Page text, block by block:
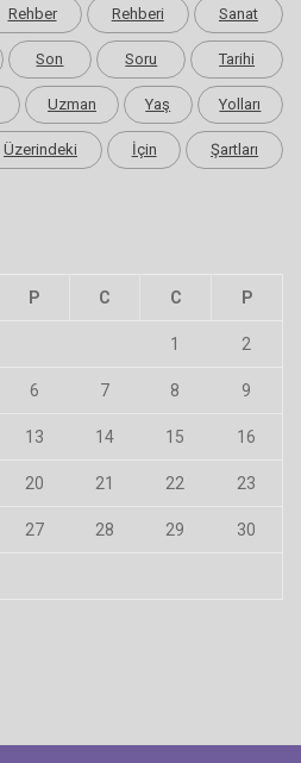
Rehber Rehberi Sanat
Son Soru Tarihi
Uzman Yaş Yolları
Üzerindeki İçin Şartları
P C C P
1 2
6 7 8 9
13 14 15 16
20 21 22 23
27 28 29 30